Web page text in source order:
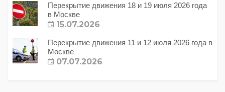
Перекрытие движения 18 и 19 июля 2026 года
в Москве
15.07.2026
Перекрытие движения 11 и 12 июля 2026 года в
Москве
07.07.2026